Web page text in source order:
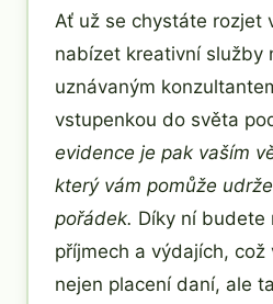
Ať už se chystáte rozjet
nabízet kreativní služby
uznávaným
vstupenkou do světa
evidence je pak vaším
který vám pomůže
pořádek. Díky ní budete
příjmech a výdajích, což
nejen placení daní, ale